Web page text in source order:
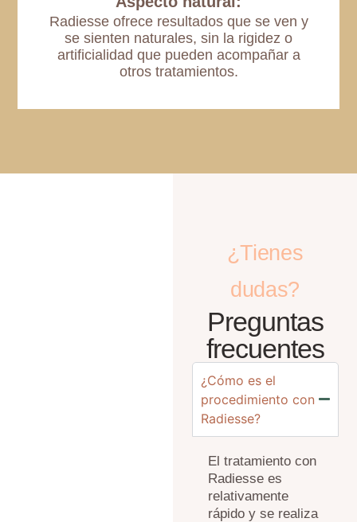
Radiesse ofrece resultados que se ven y
se sienten naturales, sin la rigidez o
artificialidad que pueden acompañar a
otros tratamientos.
¿Tienes
dudas?
Preguntas
frecuentes
¿Cómo es el
procedimiento con
Radiesse?
El tratamiento con
Radiesse es
relativamente
rápido y se realiza